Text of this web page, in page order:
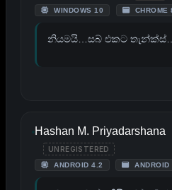
WINDOWS 10 CHROME
නියමයි…සබ් එකට තැන්ක්ස්…
Hashan M. Priyadarshana
UNREGISTERED
ANDROID 4.2 ANDROID